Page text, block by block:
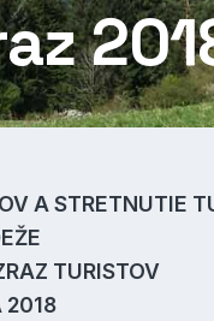
A STRETNUTIE
TURISTOV
2018